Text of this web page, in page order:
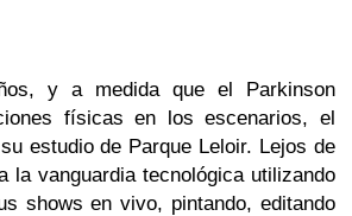
y a medida que el Parkinson
físicas en los escenarios, el
estudio de Parque Leloir. Lejos de
la vanguardia tecnológica utilizando
shows en vivo, pintando, editando